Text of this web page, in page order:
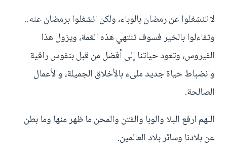
لا تنشغلوا عن رمضان بالوباء، ولكن انشغلوا برمضان عنه..
وتفاءلوا بالخير فسوف تنتهي هذه الغمة، ويزول هذا
الفيروس، وتعود حياتنا إلى أفضل من قبل بنفوس راقية
وانضباط حياة جديد ملىء بالأخلاق الجميلة، والأعمال
الصالحة.
اللهم ارفع البلا والوبا والفتن والمحن ما ظهر منها وما بطن
عن بلادنا وسائر بلاد العالمين.